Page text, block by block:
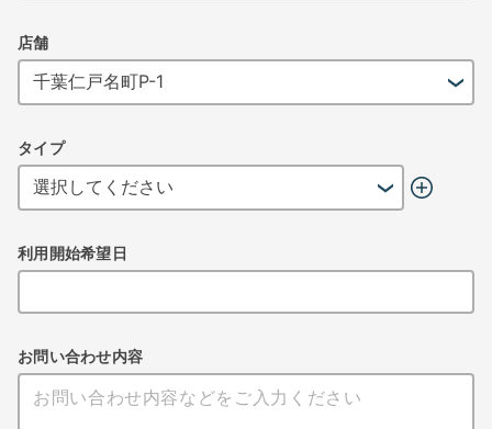
店舗
タイプ
利用開始希望日
お問い合わせ内容